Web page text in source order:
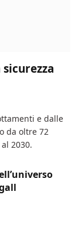
e dalle
da oltre 72
2030.